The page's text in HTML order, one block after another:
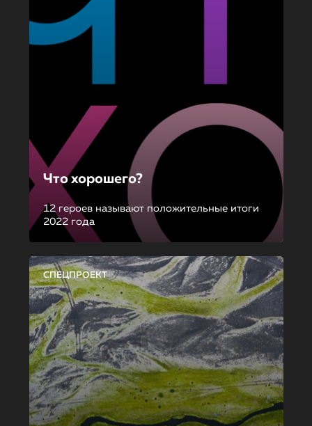
Что хорошего?
12 героев называют положительные итоги
2022 года
СПЕЦПРОЕКТ